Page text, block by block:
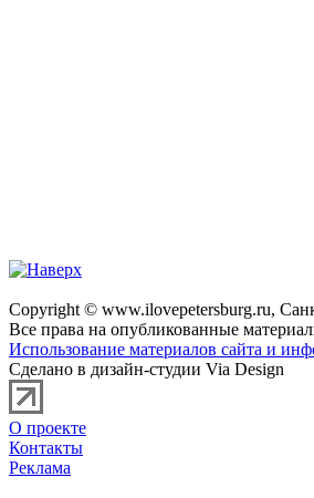
Copyright © www.ilovepetersburg.ru,
Все права на опубликованные
Использование материалов сайта и
Сделано в дизайн-студии Via Design
О проекте
Контакты
Реклама